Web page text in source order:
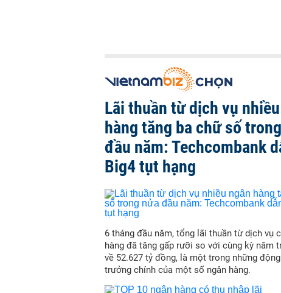
Lãi thuần từ dịch vụ
hàng tăng ba chữ số
đầu năm: Techcombank
Big4 tụt hạng
6 tháng đầu năm, tổng lãi thuần từ dịch vụ
hàng đã tăng gấp rưỡi so với cùng kỳ năm
về 52.627 tỷ đồng, là một trong những
trưởng chính của một số ngân hàng.